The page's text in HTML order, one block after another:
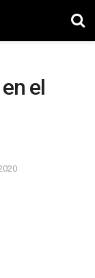
el